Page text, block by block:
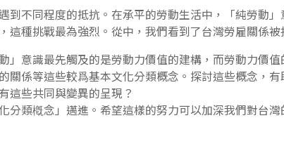
不同程度的抵抗。在承平的勞動生活中，「純勞動
種挑戰最為強烈。從中，我們看到了台灣勞雇關係被
意識最先觸及的是勞動力價值的建構，而勞動力價
係等這些較爲基本文化分類概念。探討這些概念，
這些共同與變異的呈現？
類槪念」邁進。希望這樣的努力可以加深我們對台